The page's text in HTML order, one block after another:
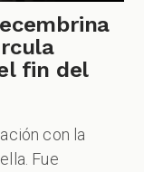
fin del
con la
Fue